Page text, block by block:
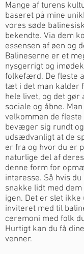
Mange af turens
baseret på mine
vores søde
bekendte. Via dem
essensen af øen og
Balineserne er et
nysgerrigt og
folkefærd. De fleste
tæt i det man kalder
hele livet, og det gør
sociale og åbne.
velkommen de
bevæger sig rundt
udsædvanligt at de
er fra og hvor du er
naturlige del af
denne form for
interesse. Så hvis
snakke lidt med
igen. Det er slet
inviteret med til
ceremoni med folk
Hurtigt kan du få
venner.